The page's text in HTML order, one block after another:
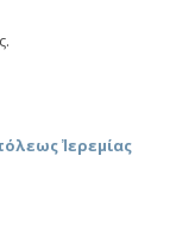
Ἰερεμίας